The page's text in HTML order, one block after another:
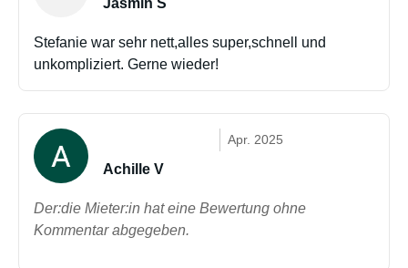
Jasmin S
Stefanie war sehr nett,alles super,schnell und
unkompliziert. Gerne wieder!
Apr. 2025
Achille V
Der:die Mieter:in hat eine Bewertung ohne
Kommentar abgegeben.